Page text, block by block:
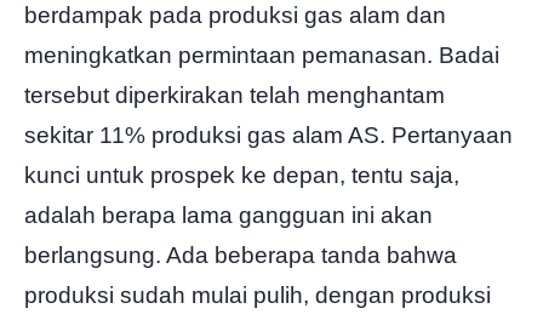
berdampak pada produksi gas alam dan
meningkatkan permintaan pemanasan. Badai
tersebut diperkirakan telah menghantam
sekitar 11% produksi gas alam AS. Pertanyaan
kunci untuk prospek ke depan, tentu saja,
adalah berapa lama gangguan ini akan
berlangsung. Ada beberapa tanda bahwa
produksi sudah mulai pulih, dengan produksi